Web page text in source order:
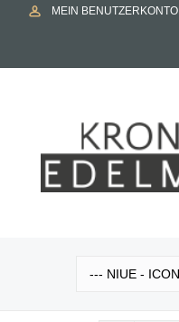
MEIN BENUTZERKONTO